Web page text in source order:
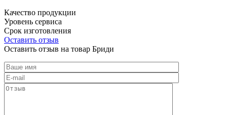
Качество продукции
Уровень сервиса
Срок изготовления
Оставить отзыв
Оставить отзыв на товар Бриди